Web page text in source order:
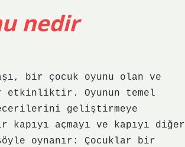
nedir
bir çocuk oyunu olan ve
etkinliktir. Oyunun temel
geliştirmeye
kapıyı açmayı ve kapıyı diğer
oynanır: Çocuklar bir